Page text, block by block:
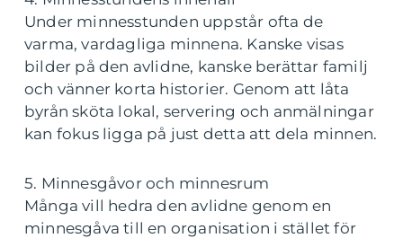
Under minnesstunden uppstår ofta de
varma, vardagliga minnena. Kanske visas
bilder på den avlidne, kanske berättar familj
och vänner korta historier. Genom att låta
byrån sköta lokal, servering och anmälningar
kan fokus ligga på just detta att dela minnen.
5. Minnesgåvor och minnesrum
Många vill hedra den avlidne genom en
minnesgåva till en organisation i stället för